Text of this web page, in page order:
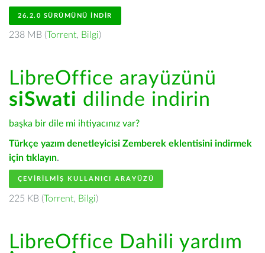
26.2.0 SÜRÜMÜNÜ İNDIR
238 MB (Torrent, Bilgi)
LibreOffice arayüzünü
siSwati dilinde indirin
başka bir dile mi ihtiyacınız var?
Türkçe yazım denetleyicisi Zemberek eklentisini indirmek
için tıklayın.
ÇEVIRILMIŞ KULLANICI ARAYÜZÜ
225 KB (Torrent, Bilgi)
LibreOffice Dahili yardım